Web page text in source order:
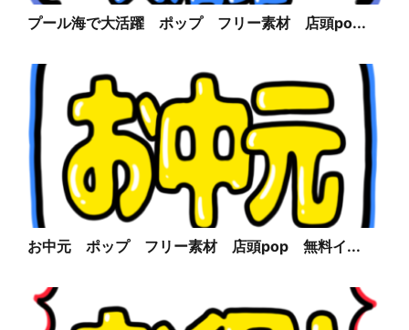
プール海で大活躍 ポップ フリー素材 店頭po...
お中元 ポップ フリー素材 店頭pop 無料イ...